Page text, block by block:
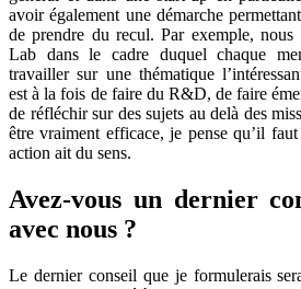
avoir également une démarche
de prendre du recul. Par exemple,
Lab dans le cadre duquel chaque
travailler sur une thématique
est à la fois de faire du R&D, de faire
de réfléchir sur des sujets au delà des
être vraiment efficace, je pense qu’il
action ait du sens.
Avez-vous un dernier
avec nous ?
Le dernier conseil que je formulerais